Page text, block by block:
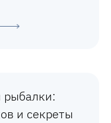
рыбалки:
и секреты